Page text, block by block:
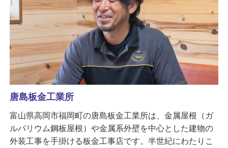
唐島板金工業所
富山県高岡市福岡町の唐島板金工業所は、金属屋根（ガ
ルバリウム鋼板屋根）や金属系外壁を中心とした建物の
外装工事を手掛ける板金工事店です。半世紀にわたりこ